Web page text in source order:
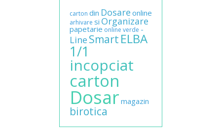
carton din Dosare online
arhivare si Organizare
papetarie online verde -
Line Smart ELBA
1/1
incopciat
carton
Dosar magazin
birotica